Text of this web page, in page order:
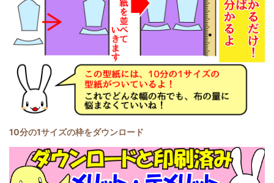
10分の1サイズの枠をダウンロード